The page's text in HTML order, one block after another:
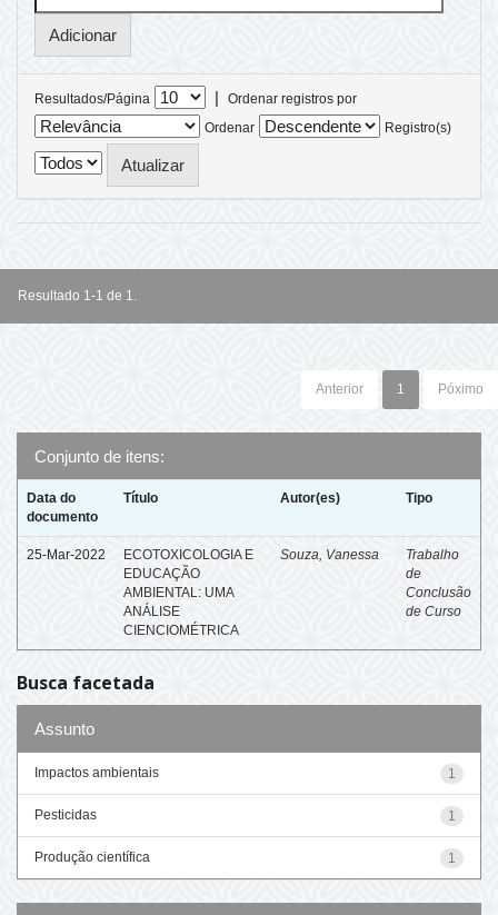
Resultados/Página |
Ordenar registros por
Ordenar
Registro(s)
Resultado 1-1 de 1.
Anterior 1 Póximo
Conjunto de itens:
Data do
documento
Título Autor(es) Tipo
25-Mar-2022
ECOTOXICOLOGIA E
EDUCAÇÃO
AMBIENTAL: UMA
ANÁLISE
CIENCIOMÉTRICA
Souza, Vanessa
Trabalho
de
Conclusão
de Curso
Busca facetada
Assunto
1
Impactos ambientais
1
Pesticidas
1
Produção científica